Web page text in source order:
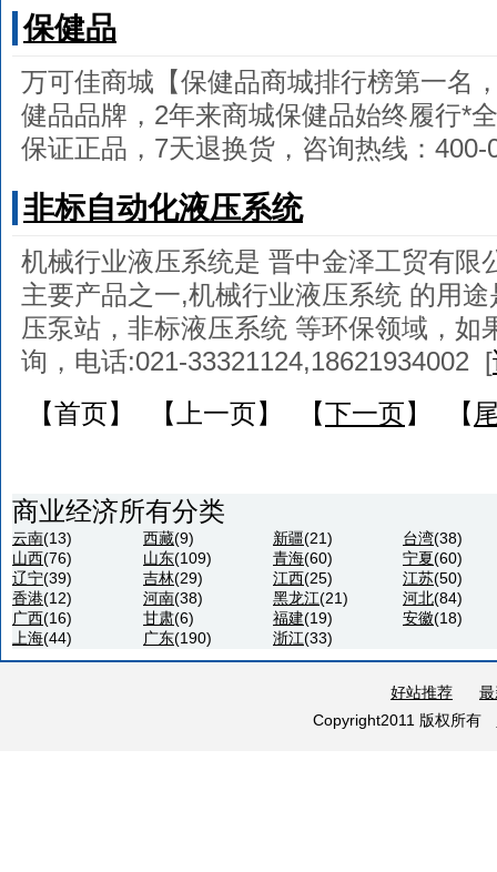
保健品
万可佳商城【保健品商城排行榜第一名
健品品牌，2年来商城保健品始终履行*
保证正品，7天退换货，咨询热线：400-
非标自动化液压系统
机械行业液压系统是 晋中金泽工贸有限
主要产品之一,机械行业液压系统 的用
压泵站，非标液压系统 等环保领域，如
询，电话:021-33321124,18621934002 [
【首页】 【上一页】 【下一页】 【
商业经济所有分类
云南(13) 西藏(9) 新疆(21) 台湾(38)
山西(76) 山东(109) 青海(60) 宁夏(60)
辽宁(39) 吉林(29) 江西(25) 江苏(50)
香港(12) 河南(38) 黑龙江(21) 河北(84)
广西(16) 甘肃(6) 福建(19) 安徽(18)
上海(44) 广东(190) 浙江(33)
好站推荐
Copyright2011 版权所有